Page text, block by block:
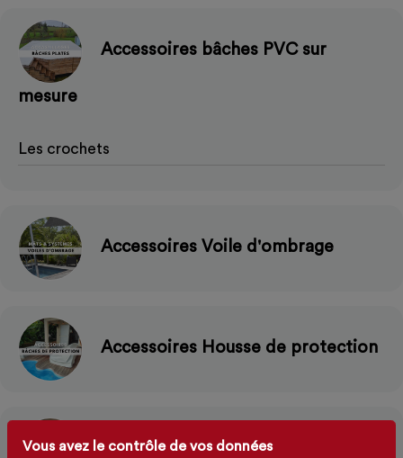
Vous avez le contrôle de vos données
Accessoires bâches PVC sur
mesure
Les crochets
Accessoires Voile d'ombrage
Accessoires Housse de protection
Accessoires Bâche de remorque